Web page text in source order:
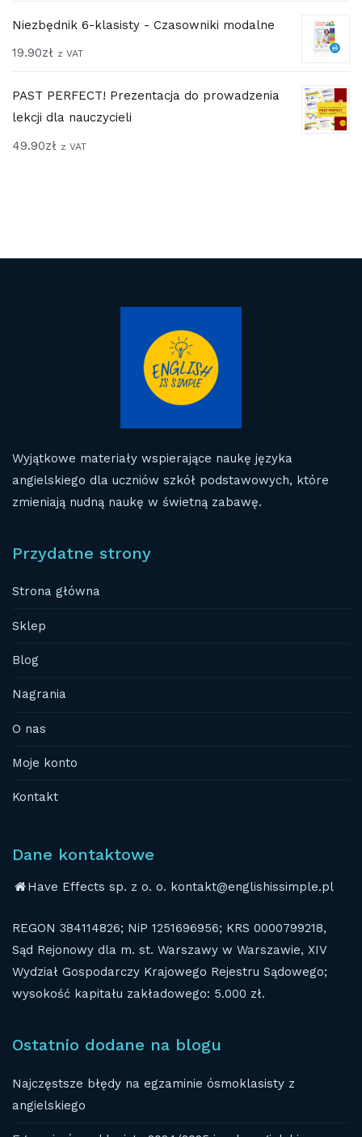
Niezbędnik 6-klasisty - Czasowniki modalne
19.90zł z VAT
PAST PERFECT! Prezentacja do prowadzenia
lekcji dla nauczycieli
49.90zł z VAT
Wyjątkowe materiały wspierające naukę języka
angielskiego dla uczniów szkół podstawowych, które
zmieniają nudną naukę w świetną zabawę.
Przydatne strony
Strona główna
Sklep
Blog
Nagrania
O nas
Moje konto
Kontakt
Dane kontaktowe
Have Effects sp. z o. o. kontakt@englishissimple.pl
REGON 384114826; NiP 1251696956; KRS 0000799218,
Sąd Rejonowy dla m. st. Warszawy w Warszawie, XIV
Wydział Gospodarczy Krajowego Rejestru Sądowego;
wysokość kapitału zakładowego: 5.000 zł.
Ostatnio dodane na blogu
Najczęstsze błędy na egzaminie ósmoklasisty z
angielskiego